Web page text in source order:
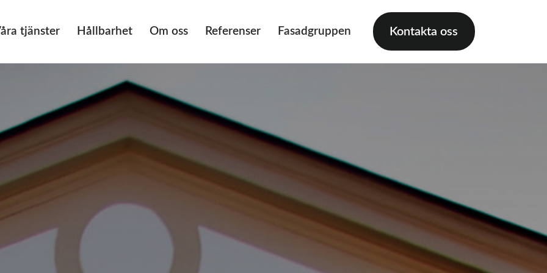
tjänster Hållbarhet Om oss Referenser Fasadgruppen Kontakta oss